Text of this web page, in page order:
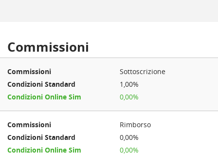
Commissioni
Sottoscrizione
1,00%
0,00%
Rimborso
0,00%
0,00%